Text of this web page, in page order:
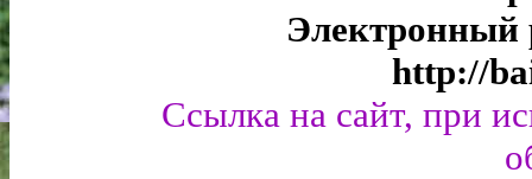
Электронный
http://
Ссылка на сайт, при